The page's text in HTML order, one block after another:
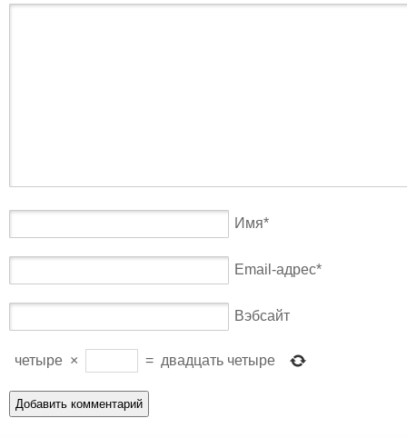
Имя*
Email-адрес*
Вэбсайт
четыре × = двадцать четыре